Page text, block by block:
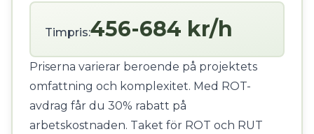
Timpris:456-684 kr/h
Priserna varierar beroende på projektets
omfattning och komplexitet. Med ROT-
avdrag får du 30% rabatt på
arbetskostnaden. Taket för ROT och RUT